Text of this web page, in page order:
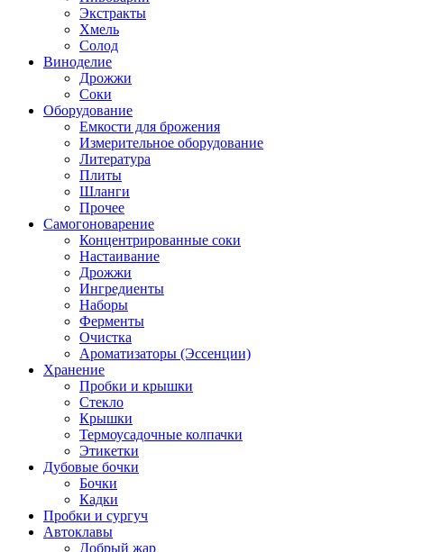
Экстракты
Хмель
Солод
Виноделие
Дрожжи
Соки
Оборудование
Емкости для брожения
Измерительное оборудование
Литература
Плиты
Шланги
Прочее
Самогоноварение
Концентрированные соки
Настаивание
Дрожжи
Ингредиенты
Наборы
Ферменты
Очистка
Ароматизаторы (Эссенции)
Хранение
Пробки и крышки
Стекло
Крышки
Термоусадочные колпачки
Этикетки
Дубовые бочки
Бочки
Кадки
Пробки и сургуч
Автоклавы
Добрый жар